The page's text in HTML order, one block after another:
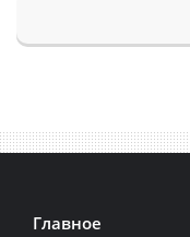
Главное